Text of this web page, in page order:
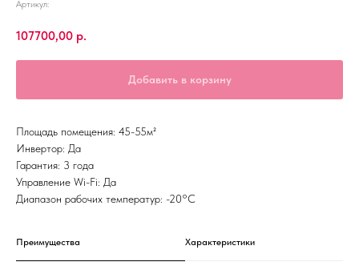
Артикул:
107700,00 р.
Добавить в корзину
Площадь помещения: 45-55м²
Инвертор: Да
Гарантия: 3 года
Управление Wi-Fi: Да
Диапазон рабочих температур: -20°С
Преимущества Характеристики